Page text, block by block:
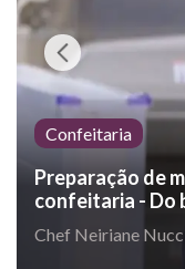
Confeitaria
Preparação de
confeitaria - Do
Chef Neiriane